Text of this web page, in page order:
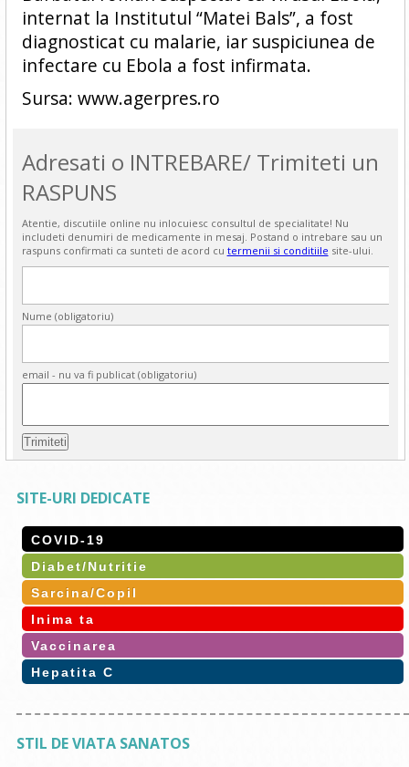
internat la Institutul “Matei Bals”, a fost
diagnosticat cu malarie, iar suspiciunea de
infectare cu Ebola a fost infirmata.
Sursa: www.agerpres.ro
Adresati o INTREBARE/ Trimiteti un
RASPUNS
Atentie, discutiile online nu inlocuiesc consultul de specialitate! Nu
includeti denumiri de medicamente in mesaj. Postand o intrebare sau un
raspuns confirmati ca sunteti de acord cu termenii si conditiile site-ului.
Nume (obligatoriu)
email - nu va fi publicat (obligatoriu)
SITE-URI DEDICATE
COVID-19
Diabet/Nutritie
Sarcina/Copil
Inima ta
Vaccinarea
Hepatita C
STIL DE VIATA SANATOS